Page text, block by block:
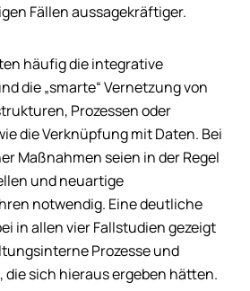
Fällen aussagekräftiger.
häufig die integrative
die „smarte“ Vernetzung von
Prozessen oder
die Verknüpfung mit Daten. Bei
Maßnahmen seien in der Regel
und neuartige
notwendig. Eine deutliche
in allen vier Fallstudien gezeigt
Prozesse und
die sich hieraus ergeben hätten.